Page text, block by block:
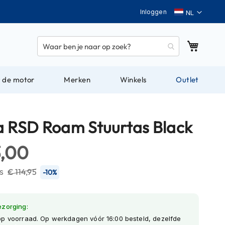
Taal
Inloggen
de motor Merken Winkels Outlet
RSD Roam Stuurtas Black
€ 114,95 -10%
voorraad. Op werkdagen vóór 16:00 besteld, dezelfde